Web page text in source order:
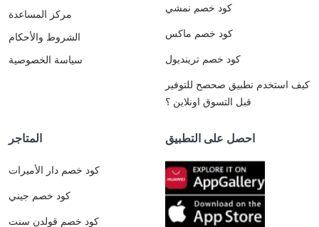
مركز المساعدة
الشروط والأحكام
سياسة الخصوصية
كود خصم نمشي
كود خصم ماكس
كود خصم ترينديول
كيف استخدم تطبيق صحصح للتوفير
قبل التسوق اونلاين ؟
المتاجر
كود خصم دار الأميرات
كود خصم جيني
كود خصم قولدن سنت
احصل على التطبيق